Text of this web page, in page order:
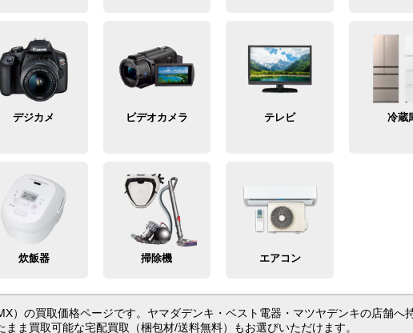
デジカメ ビデオカメラ テレビ 冷蔵
炊飯器 掃除機 エアコン
）の買取価格ページです。ヤマダデンキ・ベスト電器・マツヤデンキの店舗へ
まま買取可能な宅配買取（梱包材/送料無料）もお選びいただけます。